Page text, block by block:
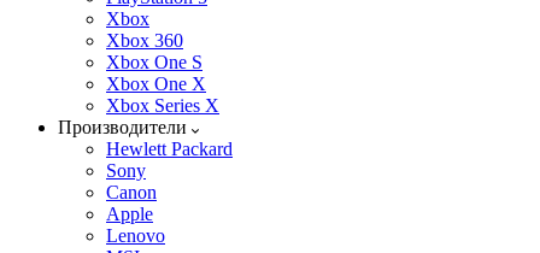
Xbox
Xbox 360
Xbox One S
Xbox One X
Xbox Series X
Производители
Hewlett Packard
Sony
Canon
Apple
Lenovo